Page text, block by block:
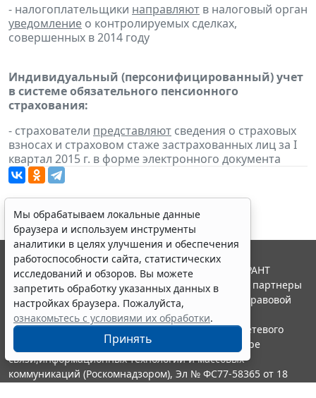
- налогоплательщики направляют в налоговый орган
уведомление о контролируемых сделках,
совершенных в 2014 году
Индивидуальный (персонифицированный) учет
в системе обязательного пенсионного
страхования:
- страхователи представляют сведения о страховых
взносах и страховом стаже застрахованных лиц за I
квартал 2015 г. в форме электронного документа
Мы обрабатываем локальные данные
браузера и используем инструменты
аналитики в целях улучшения и обеспечения
работоспособности сайта, статистических
исследований и обзоров. Вы можете
запретить обработку указанных данных в
настройках браузера. Пожалуйста,
ознакомьтесь с условиями их обработки.
Принять
© ООО "НПП "ГАРАНТ-СЕРВИС", 2026. Система ГАРАНТ
выпускается с 1990 года. Компания "Гарант" и ее партнеры
являются участниками Российской ассоциации правовой
информации ГАРАНТ.
Портал ГАРАНТ.РУ зарегистрирован в качестве сетевого
издания Федеральной службой по надзору в сфере
связи,информационных технологий и массовых
коммуникаций (Роскомнадзором), Эл № ФС77-58365 от 18